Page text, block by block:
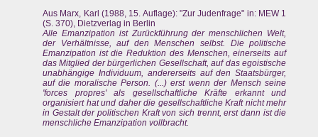
Aus Marx, Karl (1988, 15. Auflage): "Zur Judenfrage" in: MEW 1
(S. 370), Dietzverlag in Berlin
Alle Emanzipation ist Zurückführung der menschlichen Welt,
der Verhältnisse, auf den Menschen selbst. Die politische
Emanzipation ist die Reduktion des Menschen, einerseits auf
das Mitglied der bürgerlichen Gesellschaft, auf das egoistische
unabhängige Individuum, andererseits auf den Staatsbürger,
auf die moralische Person. (...) erst wenn der Mensch seine
'forces propres' als gesellschaftliche Kräfte erkannt und
organisiert hat und daher die gesellschaftliche Kraft nicht mehr
in Gestalt der politischen Kraft von sich trennt, erst dann ist die
menschliche Emanzipation vollbracht.